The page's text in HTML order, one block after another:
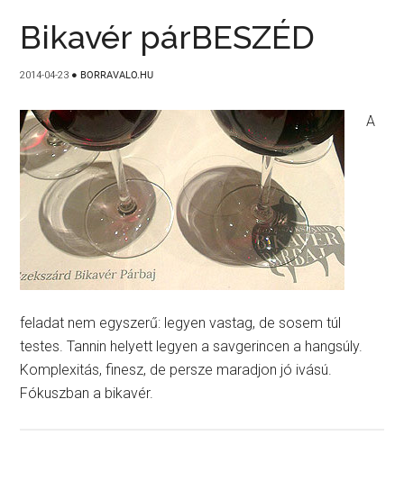
Bikavér párBESZÉD
2014-04-23 ● BORRAVALO.HU
A
feladat nem egyszerű: legyen vastag, de sosem túl
testes. Tannin helyett legyen a savgerincen a hangsúly.
Komplexitás, finesz, de persze maradjon jó ivású.
Fókuszban a bikavér.